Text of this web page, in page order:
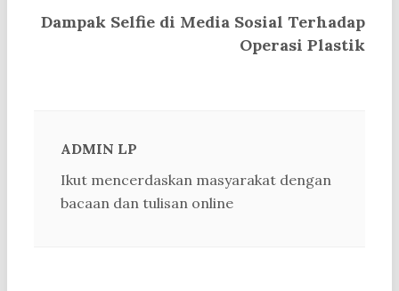
Dampak Selfie di Media Sosial Terhadap
Operasi Plastik
ADMIN LP
Ikut mencerdaskan masyarakat dengan
bacaan dan tulisan online